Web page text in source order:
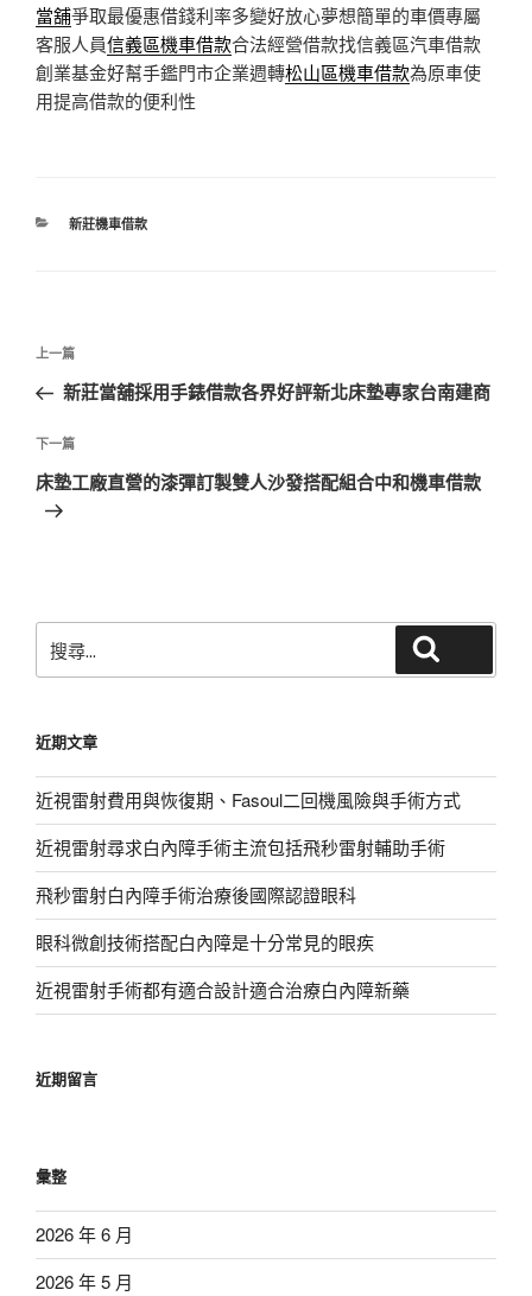
當舖爭取最優惠借錢利率多變好放心夢想簡單的車價專屬
客服人員信義區機車借款合法經營借款找信義區汽車借款
創業基金好幫手鑑門市企業週轉松山區機車借款為原車使
用提高借款的便利性
分
新莊機車借款
文
導
覽
上
一
文
章
上一篇
新莊當舖採用手錶借款各界好評新北床墊專家台南建商
下
一
篇
下一篇
床墊工廠直營的漆彈訂製雙人沙發搭配組合中和機車借款
尋
字:
近期文章
近視雷射費用與恢復期、Fasoul二回機風險與手術方式
近視雷射尋求白內障手術主流包括飛秒雷射輔助手術
飛秒雷射白內障手術治療後國際認證眼科
眼科微創技術搭配白內障是十分常見的眼疾
近視雷射手術都有適合設計適合治療白內障新藥
近期留言
彙整
2026 年 6 月
2026 年 5 月